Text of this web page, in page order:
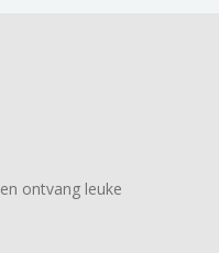
en ontvang leuke